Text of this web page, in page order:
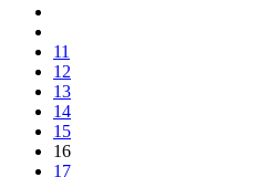
11
12
13
14
15
16
17